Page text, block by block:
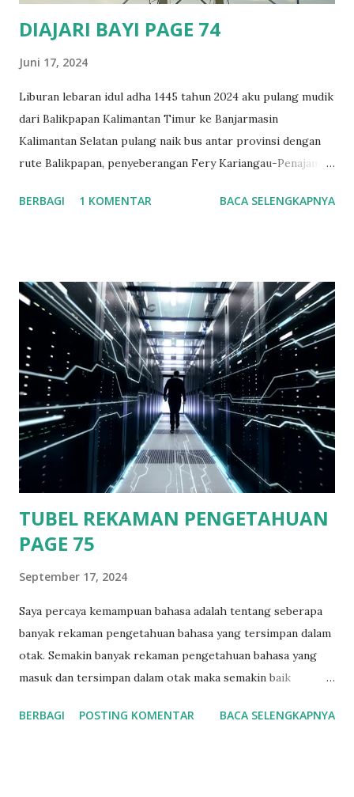
DIAJARI BAYI PAGE 74
Juni 17, 2024
Liburan lebaran idul adha 1445 tahun 2024 aku pulang mudik
dari Balikpapan Kalimantan Timur ke Banjarmasin
Kalimantan Selatan pulang naik bus antar provinsi dengan
rute Balikpapan, penyeberangan Fery Kariangau-Penajam
Binuang, Mataraman, Astambul, Martapura, Banjarbaru,
keadaanny antri mau masuk ke Fery. Karena mendekati mau
libur hari raya kurban dan weekend jadi diperkirakan
karena ituah banyak orang melakukan perjalanan Kaltim ke
Kalsel. Saat di Fery aku naik ke rooftop ada tempat duduk di
samping ruangan kapten pengemudi fery. Saat itu bulan
telah terlihat dengan terang, suasana langit yang cerah
membuat bulan dan bintang terlihat terang dan jelas. Sambil
memandang ke langit dengan hiasan bulan dan bintang yang
terlihat begitu indah. Ditambah hembusan angin laut malam
ya...
BERBAGI 1 KOMENTAR BACA SELENGKAPNYA
TUBEL REKAMAN PENGETAHUAN
PAGE 75
September 17, 2024
Saya percaya kemampuan bahasa adalah tentang seberapa
banyak rekaman pengetahuan bahasa yang tersimpan dalam
otak. Semakin banyak rekaman pengetahuan bahasa yang
masuk dan tersimpan dalam otak maka semakin baik
kemampuan Bahasa tinggi saya percaya rekaman
BERBAGI POSTING KOMENTAR BACA SELENGKAPNYA